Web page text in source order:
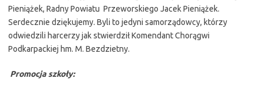
Pieniążek, Radny Powiatu Przeworskiego Jacek Pieniążek.
Serdecznie dziękujemy. Byli to jedyni samorządowcy, którzy
odwiedzili harcerzy jak stwierdził Komendant Chorągwi
Podkarpackiej hm. M. Bezdzietny.
Promocja szkoły: